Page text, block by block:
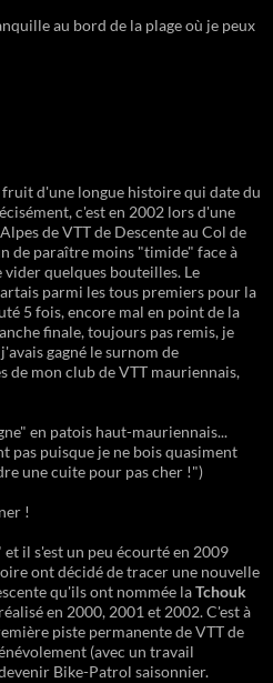
au bord de la plage où je peux
fruit d'une longue histoire qui date du
c'est en 2002 lors d'une
de VTT de Descente au Col de
de paraître moins "timide" face à
quelques bouteilles. Le
parmi les tous premiers pour la
5 fois, encore mal en point de la
finale, toujours pas remis, je
gagné le surnom de
de mon club de VTT mauriennais,
en patois haut-mauriennais...
pas puisque je ne bois quasiment
une cuite pour pas cher !")
!
il s'est un peu écourté en 2009
ont décidé de tracer une nouvelle
qu'ils ont nommée laTchouk
en 2000, 2001 et 2002. C'est à
piste permanente de VTT de
(avec un travail
Bike-Patrol saisonnier.